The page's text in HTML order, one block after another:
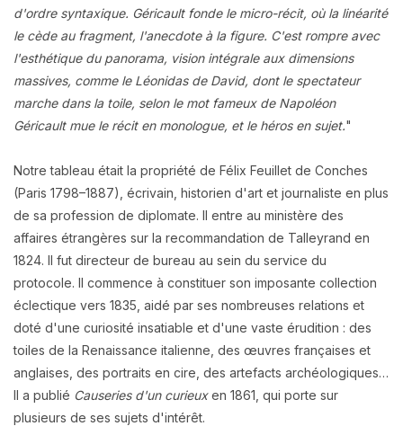
d'ordre syntaxique. Géricault fonde le micro-récit, où la linéarité
le cède au fragment, l'anecdote à la figure. C'est rompre avec
l'esthétique du panorama, vision intégrale aux dimensions
massives, comme le Léonidas de David, dont le spectateur
marche dans la toile, selon le mot fameux de Napoléon
Géricault mue le récit en monologue, et le héros en sujet."
Notre tableau était la propriété de Félix Feuillet de Conches
(Paris 1798–1887), écrivain, historien d'art et journaliste en plus
de sa profession de diplomate. Il entre au ministère des
affaires étrangères sur la recommandation de Talleyrand en
1824. Il fut directeur de bureau au sein du service du
protocole. Il commence à constituer son imposante collection
éclectique vers 1835, aidé par ses nombreuses relations et
doté d'une curiosité insatiable et d'une vaste érudition : des
toiles de la Renaissance italienne, des œuvres françaises et
anglaises, des portraits en cire, des artefacts archéologiques…
Il a publié Causeries d'un curieuxen 1861, qui porte sur
plusieurs de ses sujets d'intérêt.